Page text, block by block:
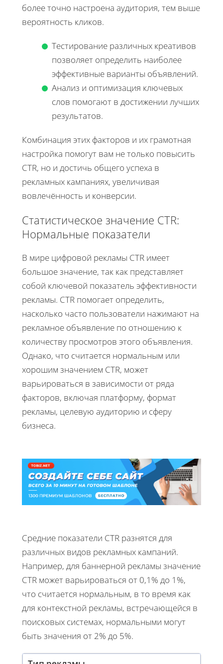
более точно настроена аудитория, тем выше
вероятность кликов.
Тестирование различных креативов
позволяет определить наиболее
эффективные варианты объявлений.
Анализ и оптимизация ключевых
слов помогают в достижении лучших
результатов.
Комбинация этих факторов и их грамотная
настройка помогут вам не только повысить
CTR, но и достичь общего успеха в
рекламных кампаниях, увеличивая
вовлечённость и конверсии.
Статистическое значение CTR:
Нормальные показатели
В мире цифровой рекламы CTR имеет
большое значение, так как представляет
собой ключевой показатель эффективности
рекламы. CTR помогает определить,
насколько часто пользователи нажимают на
рекламное объявление по отношению к
количеству просмотров этого объявления.
Однако, что считается нормальным или
хорошим значением CTR, может
варьироваться в зависимости от ряда
факторов, включая платформу, формат
рекламы, целевую аудиторию и сферу
бизнеса.
Средние показатели CTR разнятся для
различных видов рекламных кампаний.
Например, для баннерной рекламы значение
CTR может варьироваться от 0,1% до 1%,
что считается нормальным, в то время как
для контекстной рекламы, встречающейся в
поисковых системах, нормальными могут
быть значения от 2% до 5%.